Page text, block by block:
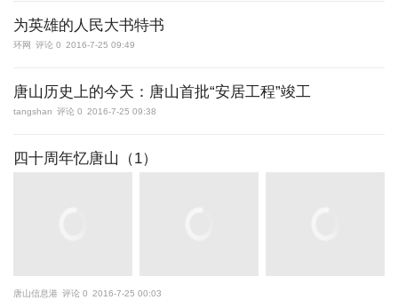
为英雄的人民大书特书
环网 评论 0 2016-7-25 09:49
唐山历史上的今天：唐山首批“安居工程”竣工
tangshan 评论 0 2016-7-25 09:38
四十周年忆唐山（1）
唐山信息港 评论 0 2016-7-25 00:03